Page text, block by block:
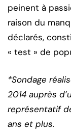
peinent à
raison du
déclarés,
« test » de
*Sondage
2014 auprès
représentatif
ans et plus.